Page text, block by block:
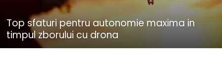
Top sfaturi pentru autonomie maxima in
timpul zborului cu drona